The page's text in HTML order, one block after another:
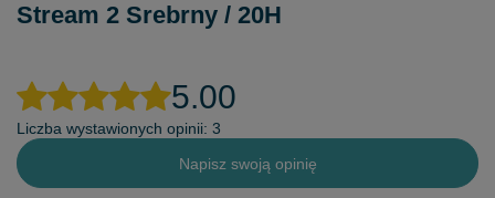
Stream 2 Srebrny / 20H
5.00
Liczba wystawionych opinii: 3
Napisz swoją opinię